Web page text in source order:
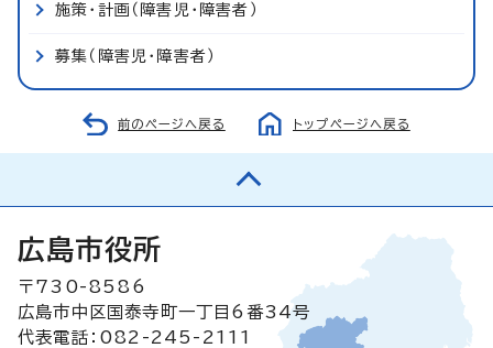
施策・計画（障害児・障害者）
募集（障害児・障害者）
前のページへ戻る トップページへ戻る
広島市役所
〒730-8586
広島市中区国泰寺町一丁目6番34号
代表電話：082-245-2111